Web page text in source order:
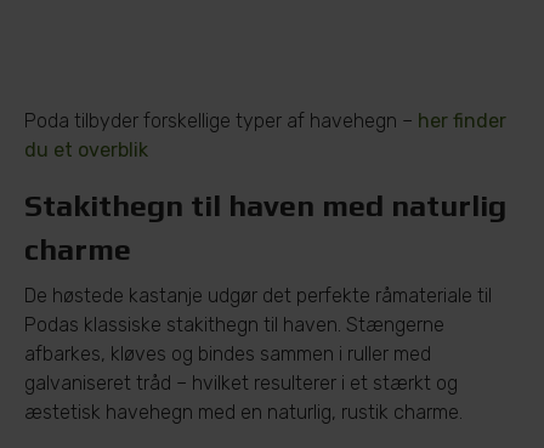
Poda tilbyder forskellige typer af havehegn – her finder
du et overblik
Stakithegn til haven med naturlig
charme
De høstede kastanje udgør det perfekte råmateriale til
Podas klassiske stakithegn til haven. Stængerne
afbarkes, kløves og bindes sammen i ruller med
galvaniseret tråd – hvilket resulterer i et stærkt og
æstetisk havehegn med en naturlig, rustik charme.